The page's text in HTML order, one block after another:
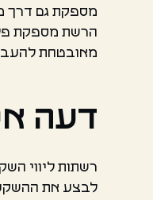
מספקת גם דרך
הרשת מספקת
מאובטחת
דעה
רשתות ליווי
לבצע את